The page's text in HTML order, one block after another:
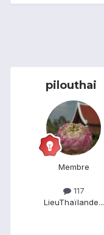
pilouthai
Membre
117
LieuThaïlande...